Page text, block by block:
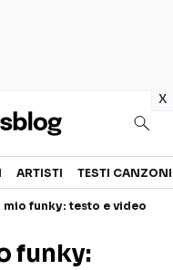
x
CANZONI
ARTISTI TESTI CANZONI
mio funky: testo e video
funky: